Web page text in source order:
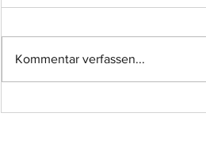
Einsatz-Nr.: 057
Kommentar verfassen...